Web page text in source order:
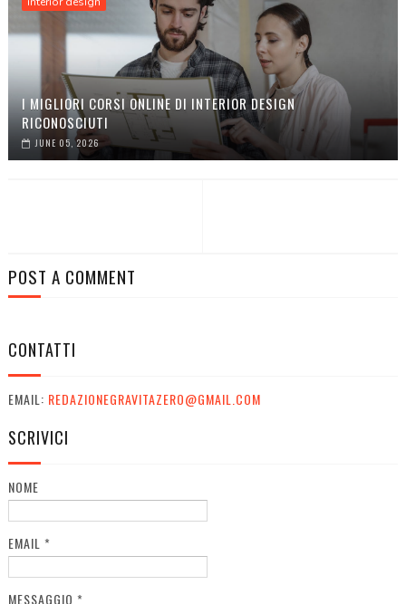
I MIGLIORI CORSI ONLINE DI INTERIOR DESIGN
RICONOSCIUTI
JUNE 05, 2026
POST A COMMENT
CONTATTI
EMAIL: REDAZIONEGRAVITAZERO@GMAIL.COM
SCRIVICI
NOME
EMAIL *
MESSAGGIO *